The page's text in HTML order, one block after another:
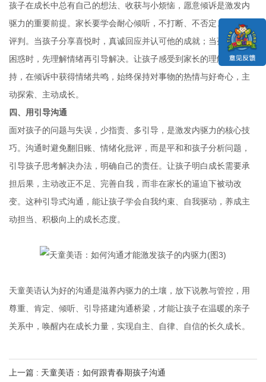
孩子在成长中总有自己的想法、收获与小烦恼，愿意倾诉是激发内
驱力的重要前提。家长要学会耐心倾听，不打断、不否定、不急于
评判。当孩子分享喜悦时，真诚回应并认可他的成就；当孩子表达
困惑时，先理解情绪再引导解决。让孩子感受到家长的理解与支
持，在倾诉中获得情绪共鸣，始终保持对事物的热情与好奇心，主
动探索、主动成长。
四、 用引导沟通
面对孩子的问题与失误，少指责、多引导，是激发内驱力的核心技
巧。沟通时避免翻旧账、情绪化批评，而是平和和孩子分析问题，
引导孩子思考解决办法，明确自己的责任。让孩子明白成长需要承
担后果，主动改正不足、完善自我，而非在家长的逼迫下被动改
变。这种引导式沟通，能让孩子学会自我约束、自我驱动，养成主
动担当、积极向上的成长态度。
天童美语认为好的沟通是滋养内驱力的土壤，放下说教与管控，用
尊重、肯定、倾听、引导搭建沟通桥梁，才能让孩子在温暖的亲子
关系中，唤醒内在成长力量，实现自主、自律、自信的长久成长。
上一篇 : 天童美语：如何跟青春期孩子沟通